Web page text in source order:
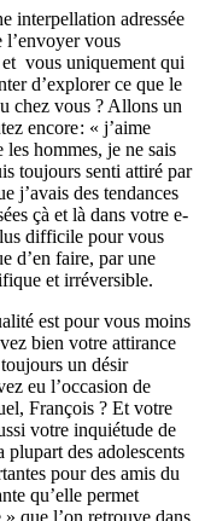
interpellation adressée
l’envoyer vous
et vous uniquement qui
d’explorer ce que le
chez vous ? Allons un
encore : « j’aime
hommes, je ne sais
toujours senti attiré par
j’avais des tendances
çà et là dans votre e-
difficile pour vous
d’en faire, par une
et irréversible.
est pour vous moins
bien votre attirance
un désir
eu l’occasion de
François ? Et votre
votre inquiétude de
plupart des adolescents
pour des amis du
qu’elle permet
» que l’on retrouve dans